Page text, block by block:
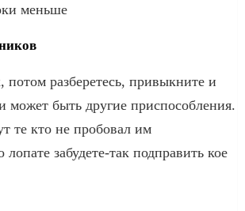
меньше
потом разберетесь, привыкните и
может быть другие приспособления.
те кто не пробовал им
лопате забудете-так подправить кое